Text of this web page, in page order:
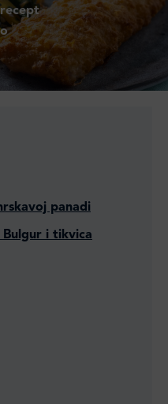
panadi
Bulgur i tikvica